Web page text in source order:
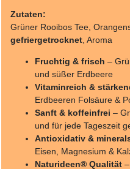
Zutaten:
Grüner Rooibos Tee,
gefriergetrocknet , Aroma
Fruchtig & frisch –
und süßer Erdbeere
Vitaminreich &
Erdbeeren Folsäure &
Sanft & koffeinfrei –
und für jede Tageszeit
Antioxidativ &
Eisen, Magnesium &
Naturideen® Qualität